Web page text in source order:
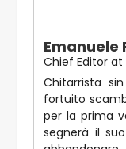
Emanuele
Chief Editor at
Chitarrista
fortuito
per la prima
segnerà il